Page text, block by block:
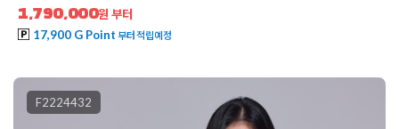
1,790,000원 부터
17,900 G Point 부터 적립예정
F2224432